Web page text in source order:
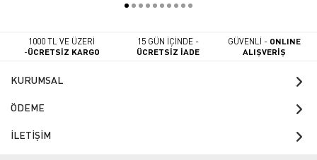
1000 TL VE ÜZERİ
-ÜCRETSİZ KARGO
15 GÜN İÇİNDE -
ÜCRETSİZ İADE
GÜVENLİ - ONLINE
ALIŞVERİŞ
KURUMSAL
ÖDEME
İLETİŞİM